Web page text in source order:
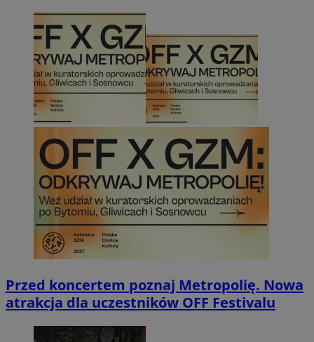
Przed koncertem poznaj Metropolię. Nowa
atrakcja dla uczestników OFF Festivalu